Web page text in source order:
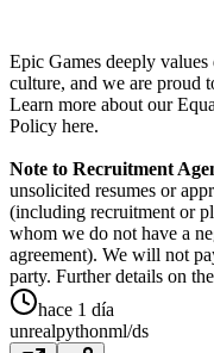
Epic Games deeply
culture, and we are proud
Learn more about our
Policy here.
Note to Recruitment
unsolicited resumes or
(including recruitment or
whom we do not have a
agreement). We will not
party. Further details on
hace 1 día
unrealpythonml/ds